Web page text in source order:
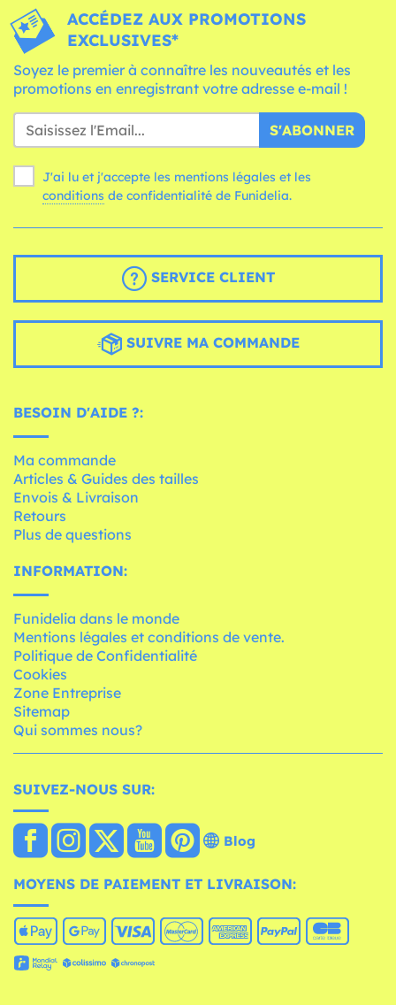
ACCÉDEZ AUX PROMOTIONS
EXCLUSIVES*
Soyez le premier à connaître les nouveautés et les
promotions en enregistrant votre adresse e-mail !
S'ABONNER
J'ai lu et j'accepte les mentions légales et les
conditions de confidentialité de Funidelia.
SERVICE CLIENT
SUIVRE MA COMMANDE
BESOIN D'AIDE ?:
Ma commande
Articles & Guides des tailles
Envois & Livraison
Retours
Plus de questions
INFORMATION:
Funidelia dans le monde
Mentions légales et conditions de vente.
Politique de Confidentialité
Cookies
Zone Entreprise
Sitemap
Qui sommes nous?
SUIVEZ-NOUS SUR:
Blog
MOYENS DE PAIEMENT ET LIVRAISON: